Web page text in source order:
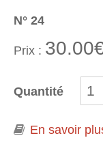
N° 24
Prix :
Quantité
En savoir